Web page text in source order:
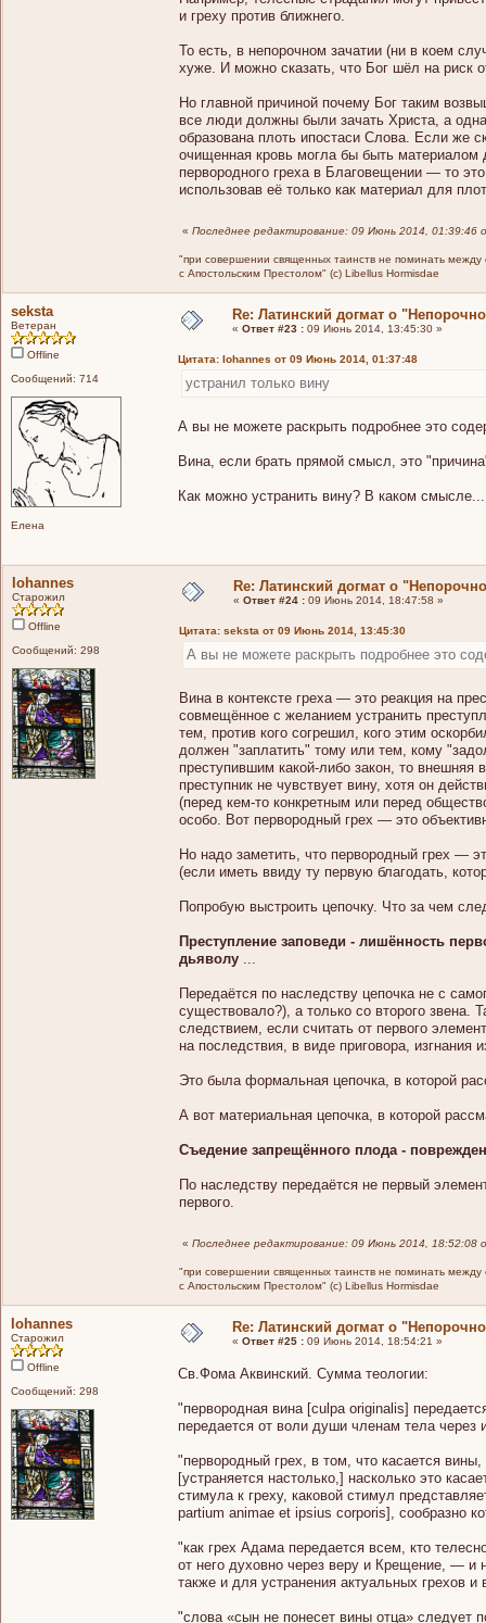
и греху против ближнего.
То есть, в непорочном зачатии (ни в коем
хуже. И можно сказать, что Бог шёл на риск
Но главной причиной почему Бог таким
все люди должны были зачать Христа, а
образована плоть ипостаси Слова. Если же
очищенная кровь могла бы быть
первородного греха в Благовещении — то
использовав её только как материал для
« Последнее редактирование: 09 Июнь 2014, 01:39:46
"при совершении священных таинств не поминать между
с Апостольским Престолом" (c) Libellus Hormisdae
seksta
Ветеран
Offline
Сообщений: 714
Елена
Re: Латинский догмат о
« Ответ #23 : 09 Июнь 2014, 13:45:30 »
Цитата: Iohannes от 09 Июнь 2014, 01:37:48
устранил только вину
А вы не можете раскрыть подробнее это
Вина, если брать прямой смысл, это
Как можно устранить вину? В каком смысле...
Iohannes
Старожил
Offline
Сообщений: 298
Re: Латинский догмат о
« Ответ #24 : 09 Июнь 2014, 18:47:58 »
Цитата: seksta от 09 Июнь 2014, 13:45:30
А вы не можете раскрыть подробнее это
Вина в контексте греха — это реакция на
совмещённое с желанием устранить
тем, против кого согрешил, кого этим
должен "заплатить" тому или тем, кому
преступившим какой-либо закон, то внешняя
преступник не чувствует вину, хотя он
(перед кем-то конкретным или перед
особо. Вот первородный грех — это
Но надо заметить, что первородный грех —
(если иметь ввиду ту первую благодать,
Попробую выстроить цепочку. Что за чем
Преступление заповеди - лишённость
дьяволу
Передаётся по наследству цепочка не с
существовало?), а только со второго звена.
следствием, если считать от первого
на последствия, в виде приговора, изгнания
Это была формальная цепочка, в которой
А вот материальная цепочка, в которой
Съедение запрещённого плода -
По наследству передаётся не первый
первого.
« Последнее редактирование: 09 Июнь 2014, 18:52:08
"при совершении священных таинств не поминать между
с Апостольским Престолом" (c) Libellus Hormisdae
Iohannes
Старожил
Offline
Сообщений: 298
Re: Латинский догмат о
« Ответ #25 : 09 Июнь 2014, 18:54:21 »
Св.Фома Аквинский. Сумма теологии:
"первородная вина [culpa originalis]
передается от воли ду­ши членам тела через
"пер­вородный грех, в том, что касается
[устраняется настолько,] насколько это
стимула к греху, каковой стимул
partium animae et ipsius corporis], сообразно
"как грех Адама передается всем, кто
от него духовно через веру и Крещение, — и
также и для устранения актуаль­ных грехов и
"слова «сын не понесет вины отца» следует